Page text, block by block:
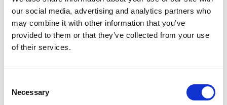
our social media, advertising and analytics partners who
may combine it with other information that you’ve
provided to them or that they’ve collected from your use
of their services.
Selection
Necessary
Una volta completato il sopralluogo, il tecnico
utilizzerà queste informazioni per compilare il
rapporto di certificazione energetica. Questo
documento conterrà la classe energetica dell'edificio
e raccomandazioni per migliorarne l'efficienza
rapporto, potrai utilizzarlo per mostrare la classe
inquilini potenziali.